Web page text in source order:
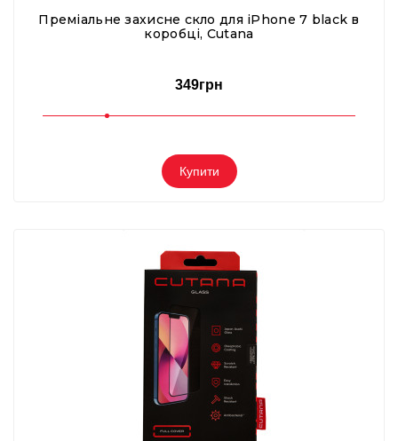
Преміальне захисне скло для iPhone 7 black в
коробці, Cutana
349грн
Купити